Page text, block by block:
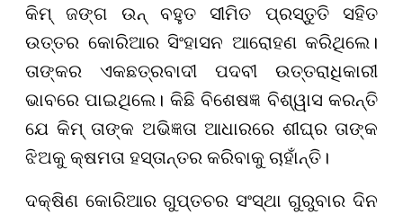
କିମ୍ ଜଙ୍ଗ ଉନ୍ ବହୁତ ସୀମିତ ପ୍ରସ୍ତୁତି ସହିତ
ଉତ୍ତର କୋରିଆର ସିଂହାସନ ଆରୋହଣ କରିଥିଲେ।
ତାଙ୍କର ଏକଛତ୍ରବାଦୀ ପଦବୀ ଉତ୍ତରାଧିକାରୀ
ଭାବରେ ପାଇଥିଲେ। କିଛି ବିଶେଷଜ୍ଞ ବିଶ୍ୱାସ କରନ୍ତି
ଯେ କିମ୍ ତାଙ୍କ ଅଭିଜ୍ଞତା ଆଧାରରେ ଶୀଘ୍ର ତାଙ୍କ
ଝିଅକୁ କ୍ଷମତା ହସ୍ତାନ୍ତର କରିବାକୁ ଚାହାଁନ୍ତି।
ଦକ୍ଷିଣ କୋରିଆର ଗୁପ୍ତଚର ସଂସ୍ଥା ଗୁରୁବାର ଦିନ